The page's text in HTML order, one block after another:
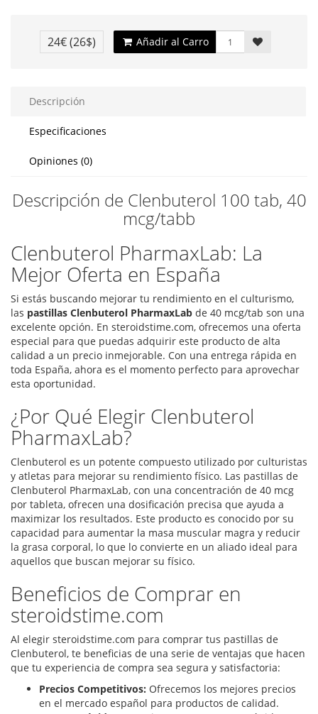
24€(26$) Añadir al Carro
Descripción
Especificaciones
Opiniones (0)
Descripción de Clenbuterol 100 tab, 40
mcg/tabb
Clenbuterol PharmaxLab: La
Mejor Oferta en España
Si estás buscando mejorar tu rendimiento en el culturismo,
las pastillas Clenbuterol PharmaxLab de 40 mcg/tab son una
excelente opción. En steroidstime.com, ofrecemos una oferta
especial para que puedas adquirir este producto de alta
calidad a un precio inmejorable. Con una entrega rápida en
toda España, ahora es el momento perfecto para aprovechar
esta oportunidad.
¿Por Qué Elegir Clenbuterol
PharmaxLab?
Clenbuterol es un potente compuesto utilizado por culturistas
y atletas para mejorar su rendimiento físico. Las pastillas de
Clenbuterol PharmaxLab, con una concentración de 40 mcg
por tableta, ofrecen una dosificación precisa que ayuda a
maximizar los resultados. Este producto es conocido por su
capacidad para aumentar la masa muscular magra y reducir
la grasa corporal, lo que lo convierte en un aliado ideal para
aquellos que buscan mejorar su físico.
Beneficios de Comprar en
steroidstime.com
Al elegir steroidstime.com para comprar tus pastillas de
Clenbuterol, te beneficias de una serie de ventajas que hacen
que tu experiencia de compra sea segura y satisfactoria:
Precios Competitivos: Ofrecemos los mejores precios
en el mercado español para productos de calidad.